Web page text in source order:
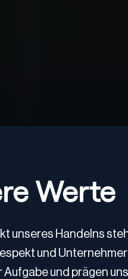
Werte
unseres Handelns
und
Aufgabe und prägen